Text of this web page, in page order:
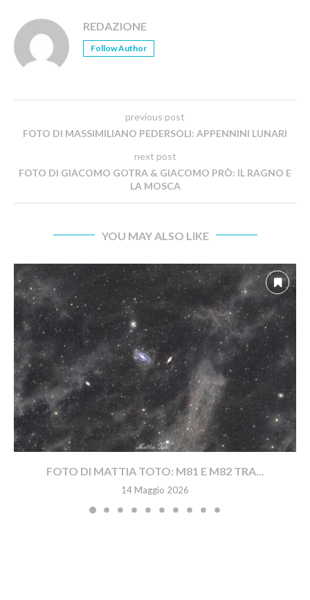
REDAZIONE
Follow Author
previous post
FOTO DI MASSIMILIANO PEDERSOLI: APPENNINI LUNARI
next post
FOTO DI GIACOMO GOTRA & GIACOMO PRÒ: IL RAGNO E
LA MOSCA
YOU MAY ALSO LIKE
FOTO DI MATTIA TOTO: M81 E M82 TRA...
14 Maggio 2026